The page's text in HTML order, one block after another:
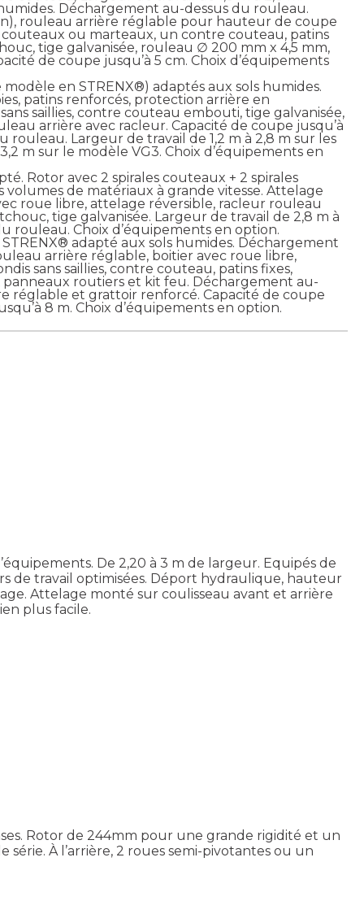
Déchargement au-dessus du rouleau.
rouleau arrière réglable pour hauteur de coupe
ou marteaux, un contre couteau, patins
tige galvanisée, rouleau ∅ 200 mm x 4,5 mm,
de coupe jusqu’à 5 cm. Choix d’équipements
modèle en STRENX®) adaptés aux sols humides.
patins renforcés, protection arrière en
saillies, contre couteau embouti, tige galvanisée,
arrière avec racleur. Capacité de coupe jusqu’à
rouleau. Largeur de travail de 1,2 m à 2,8 m sur les
m sur le modèle VG3. Choix d’équipements en
Rotor avec 2 spirales couteaux + 2 spirales
de matériaux à grande vitesse. Attelage
roue libre, attelage réversible, racleur rouleau
tige galvanisée. Largeur de travail de 2,8 m à
rouleau. Choix d’équipements en option.
adapté aux sols humides. Déchargement
arrière réglable, boitier avec roue libre,
sans saillies, contre couteau, patins fixes,
routiers et kit feu. Déchargement au-
réglable et grattoir renforcé. Capacité de coupe
8 m. Choix d’équipements en option.
De 2,20 à 3 m de largeur. Equipés de
de travail optimisées. Déport hydraulique, hauteur
Attelage monté sur coulisseau avant et arrière
plus facile.
Rotor de 244mm pour une grande rigidité et un
À l’arrière, 2 roues semi-pivotantes ou un